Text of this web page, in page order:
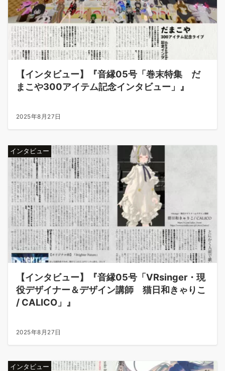
【インタビュー】『音縁05号「巻末特集 だ
まこや300アイテム記念インタビュー」』
2025年8月27日
インタビュー
【インタビュー】『音縁05号「VRsinger・現
役デザイナー＆デザイン講師 猫日和きゃりこ
/ CALICO」』
2025年8月27日
インタビュー